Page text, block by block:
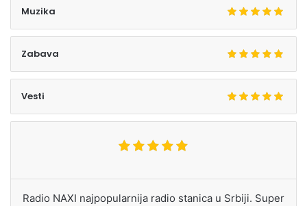
Muzika
Zabava
Vesti
Radio NAXI najpopularnija radio stanica u Srbiji. Super